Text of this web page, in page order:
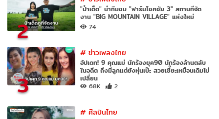
2
"ป๋าเต็ด" นำทีมชม "ฟาร์มโชคชัย 3" สถานที่จัด
งาน "BIG MOUNTAIN VILLAGE" แห่งใหม่
74
3
#ข่าวเพลงไทย
อัปเดท! 9 คุณแม่ นักร้องยุค90 นักร้องล้านตลับ
ในอดีต ถึงมีลูกแต่ยังหุ่นเป๊ะ สวยเซี๊ยะเหมือนเดิมไม่
เปลี่ยน
68K 2
#ศิลปินไทย